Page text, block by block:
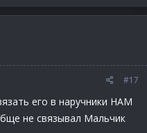
#17
его в наручники НАМ
не связывал Мальчик